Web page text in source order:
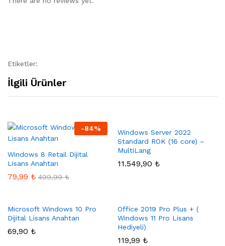
Etiketler:
İlgili Ürünler
-84%
Windows 8 Retail Dijital
Lisans Anahtarı
79,99 ₺ 499,99₺
Windows Server 2022
Standard ROK (16 core) –
MultiLang
11.549,90 ₺
Microsoft Windows 10 Pro
Dijital Lisans Anahtarı
69,90 ₺
Office 2019 Pro Plus + (
Windows 11 Pro Lisans
Hediyeli)
119,99 ₺